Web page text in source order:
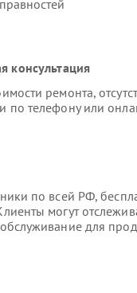
консультация
ремонта,
по телефону или
по всей РФ,
могут
для